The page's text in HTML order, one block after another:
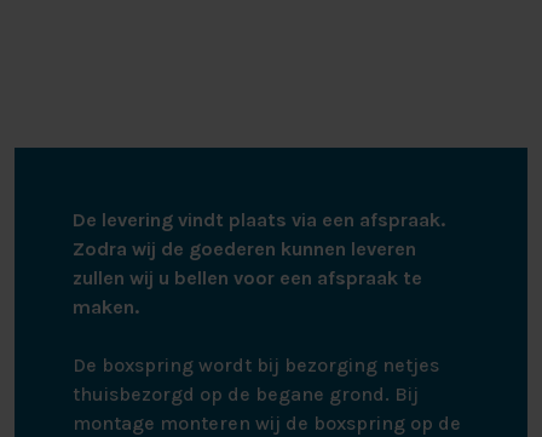
De levering vindt plaats via een afspraak.
Zodra wij de goederen kunnen leveren
zullen wij u bellen voor een afspraak te
maken.
De boxspring wordt bij bezorging netjes
thuisbezorgd op de begane grond. Bij
montage monteren wij de boxspring op de